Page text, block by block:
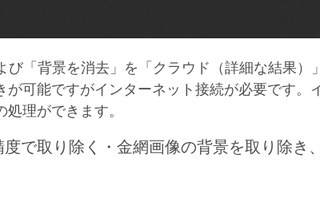
「背景を消去」を「クラウド（詳細な結果）
が可能ですがインターネット接続が必要です。
理ができます。
で取り除く・金網画像の背景を取り除き